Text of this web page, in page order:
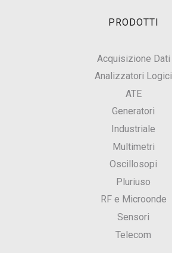
PRODOTTI
Acquisizione Dati
Analizzatori Logici
ATE
Generatori
Industriale
Multimetri
Oscillosopi
Pluriuso
RF e Microonde
Sensori
Telecom